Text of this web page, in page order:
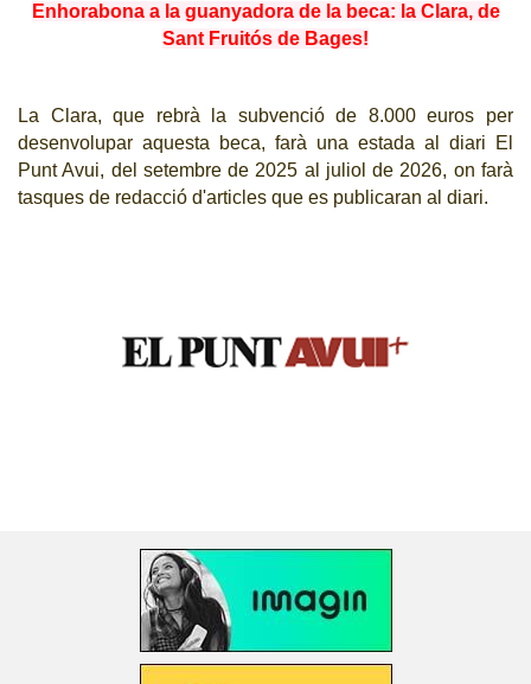
Enhorabona a la guanyadora de la beca: la Clara, de
Sant Fruitós de Bages!
La Clara,que rebrà la subvenció de 8.000 euros per
desenvolupar aquesta beca, farà una estada al diari El
Punt Avui, del setembre de 2025 al juliol de 2026, on farà
tasques de redacció d'articles que es publicaran al diari.